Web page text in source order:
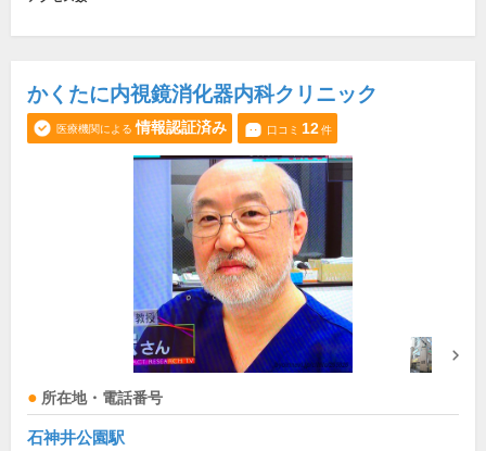
かくたに内視鏡消化器内科クリニック
医療機関による 情報認証済み 口コミ 12件
所在地・電話番号
石神井公園駅